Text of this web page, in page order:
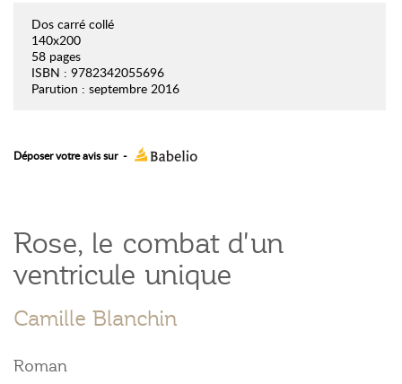
Dos carré collé
140x200
58 pages
ISBN : 9782342055696
Parution : septembre 2016
Déposer votre avis sur -
Rose, le combat d'un
ventricule unique
Camille Blanchin
Roman